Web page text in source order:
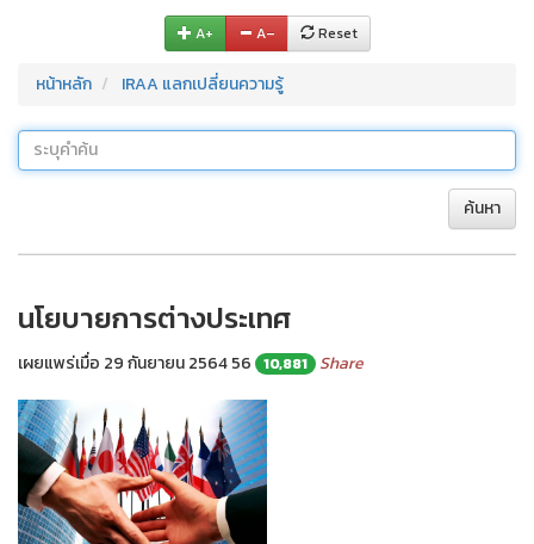
A+ A– Reset
หน้าหลัก IRAA แลกเปลี่ยนความรู้
ค้นหา
นโยบายการต่างประเทศ
เผยแพร่เมื่อ 29 กันยายน 256456 10,881 Share